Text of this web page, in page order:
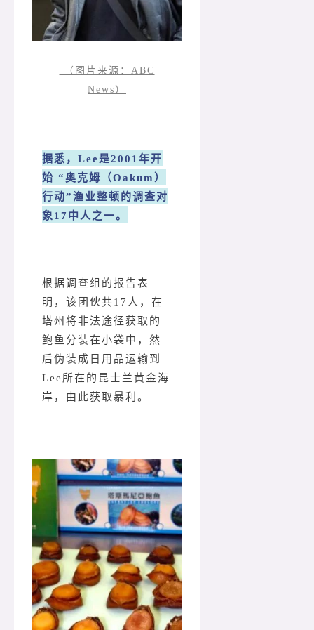
（图片来源：ABC
News）
据悉，Lee是2001年开
始 “奥克姆（Oakum）
行动”渔业整顿的调查对
象17中人之一。
根据调查组的报告表
明，该团伙共17人，在
塔州将非法途径获取的
鲍鱼分装在小袋中，然
后伪装成日用品运输到
Lee所在的昆士兰黄金海
岸，由此获取暴利。